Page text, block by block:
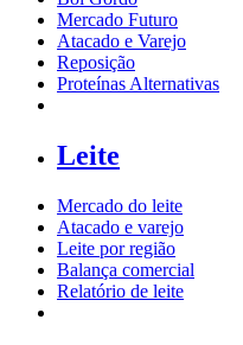
Mercado Futuro
Atacado e Varejo
Reposição
Proteínas Alternativas
Leite
Mercado do leite
Atacado e varejo
Leite por região
Balança comercial
Relatório de leite